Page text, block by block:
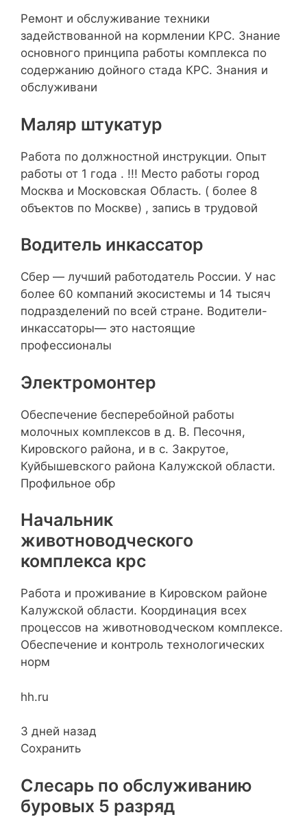
Ремонт и обслуживание техники
задействованной на кормлении КРС. Знание
основного принципа работы комплекса по
содержанию дойного стада КРС. Знания и
обслуживани
Маляр штукатур
Работа по должностной инструкции. Опыт
работы от 1 года . !!! Место работы город
Москва и Московская Область. ( более 8
объектов по Москве) , запись в трудовой
Водитель инкассатор
Сбер — лучший работодатель России. У нас
более 60 компаний экосистемы и 14 тысяч
подразделений по всей стране. Водители-
инкассаторы— это настоящие
профессионалы
Электромонтер
Обеспечение бесперебойной работы
молочных комплексов в д. В. Песочня,
Кировского района, и в с. Закрутое,
Куйбышевского района Калужской области.
Профильное обр
Начальник
животноводческого
комплекса крс
Работа и проживание в Кировском районе
Калужской области. Координация всех
процессов на животноводческом комплексе.
Обеспечение и контроль технологических
норм
hh.ru
3 дней назад
Сохранить
Слесарь по обслуживанию
буровых 5 разряд